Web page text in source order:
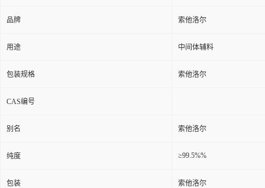
品牌 索他洛尔
用途 中间体辅料
包装规格 索他洛尔
CAS编号
别名 索他洛尔
纯度 ≥99.5%%
包装 索他洛尔